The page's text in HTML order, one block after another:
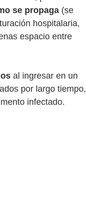
se propaga (se
hospitalaria,
espacio entre
al ingresar en un
por largo tiempo,
infectado.